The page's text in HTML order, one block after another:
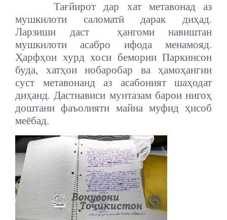
Тағйирот дар хат метавонад аз
мушкилоти саломатӣ дарак диҳад.
Ларзиши даст
ҳангоми навиштан
мушкилоти асабро ифода менамояд.
Ҳарфҳои хурд хоси бемории Паркинсон
буда, хатҳои нобаробар ва ҳамоҳангии
суст метавонанд аз асабоният шаҳодат
диҳанд. Дастнависи мунтазам барои нигоҳ
доштани фаъолияти майна муфид ҳисоб
меёбад.